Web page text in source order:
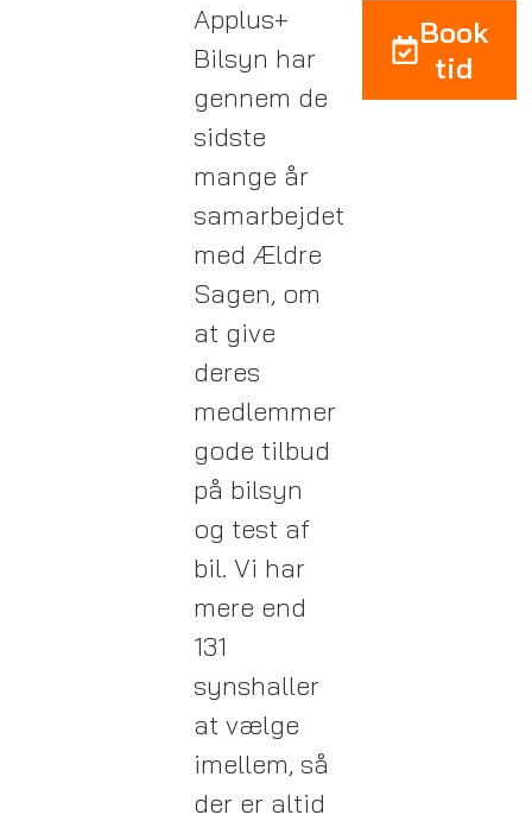
Applus+
Bilsyn har
gennem de
sidste
mange år
samarbejdet
med Ældre
Sagen, om
at give
deres
medlemmer
gode tilbud
på bilsyn
og test af
bil. Vi har
mere end
131
synshaller
at vælge
imellem, så
der er altid
Book
tid